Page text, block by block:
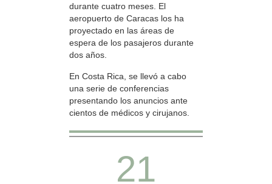
durante cuatro meses. El
aeropuerto de Caracas los ha
proyectado en las áreas de
espera de los pasajeros durante
dos años.
En Costa Rica, se llevó a cabo
una serie de conferencias
presentando los anuncios ante
cientos de médicos y cirujanos.
21